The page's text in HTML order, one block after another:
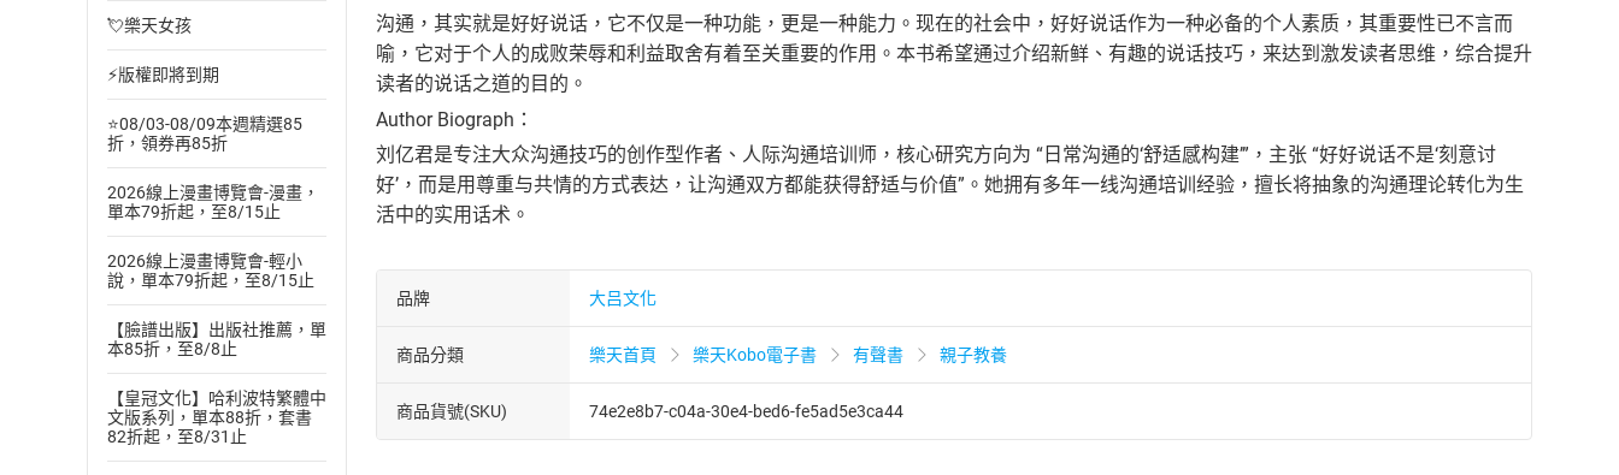
💘樂天女孩
⚡版權即將到期
⭐08/03-08/09本週精選85
折，領券再85折
2026線上漫畫博覽會-漫畫，
單本79折起，至8/15止
2026線上漫畫博覽會-輕小
說，單本79折起，至8/15止
【臉譜出版】出版社推薦，單
本85折，至8/8止
【皇冠文化】哈利波特繁體中
文版系列，單本88折，套書
82折起，至8/31止
沟通，其实就是好好说话，它不仅是一种功能，更是一种能力。现在的社会中，好好说话作为一种必备的个人素质，其重要性已不言而
喻，它对于个人的成败荣辱和利益取舍有着至关重要的作用。本书希望通过介绍新鲜、有趣的说话技巧，来达到激发读者思维，综合提升
读者的说话之道的目的。
Author Biograph：
刘亿君是专注大众沟通技巧的创作型作者、人际沟通培训师，核心研究方向为 “日常沟通的‘舒适感构建’”，主张 “好好说话不是‘刻意讨
好’，而是用尊重与共情的方式表达，让沟通双方都能获得舒适与价值”。她拥有多年一线沟通培训经验，擅长将抽象的沟通理论转化为生
活中的实用话术。
品牌 大吕文化
商品分類 樂天首頁 樂天Kobo電子書 有聲書 親子教養
商品貨號(SKU) 74e2e8b7-c04a-30e4-bed6-fe5ad5e3ca44